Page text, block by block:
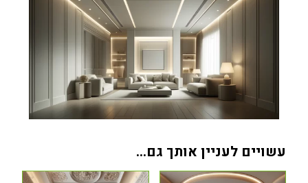
עשויים לעניין אותך גם…